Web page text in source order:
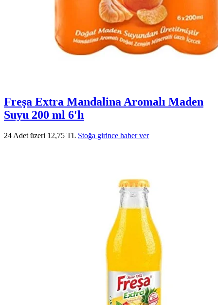
Freşa Extra Mandalina Aromalı Maden
Suyu 200 ml 6'lı
24 Adet üzeri 12,75 TL Stoğa girince haber ver